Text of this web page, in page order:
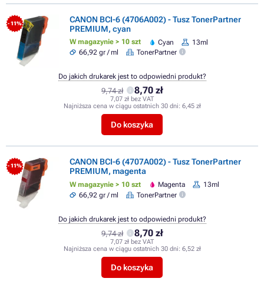
- 11%
CANON BCI-6 (4706A002) - Tusz TonerPartner
PREMIUM, cyan
W magazynie > 10 szt Cyan
13ml
66,92 gr / ml
TonerPartner
9,74 zł 8,70 zł
7,07 zł bez VAT
Najniższa cena w ciągu ostatnich 30 dni: 6,45 zł
Do koszyka
Do jakich drukarek jest to odpowiedni produkt?
- 11%
CANON BCI-6 (4707A002) - Tusz TonerPartner
PREMIUM, magenta
W magazynie > 10 szt Magenta
13ml
66,92 gr / ml
TonerPartner
9,74 zł 8,70 zł
7,07 zł bez VAT
Najniższa cena w ciągu ostatnich 30 dni: 6,52 zł
Do koszyka
Do jakich drukarek jest to odpowiedni produkt?